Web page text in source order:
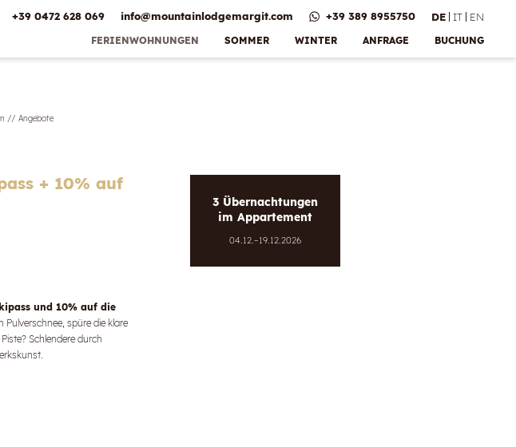
+39 0472 628 069 info@mountainlodgemargit.com +39 389 8955750 DE IT EN
FERIENWOHNUNGEN SOMMER WINTER ANFRAGE BUCHUNG
// Angebote
+ 10% auf
und 10% auf die
Pulverschnee, spüre die klare
Schlendere durch
3 Übernachtungen
im Appartement
04.12.–19.12.2026